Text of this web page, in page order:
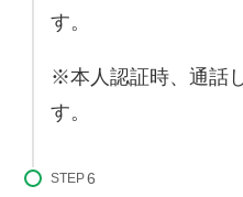
す。
※本人認証時、通話
す。
STEP